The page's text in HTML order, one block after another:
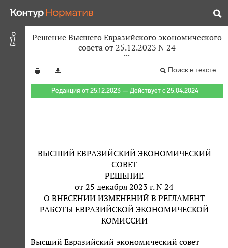
Решение Высшего Евразийского экономического
совета от 25.12.2023 N 24
Поиск в тексте
Редакция от 25.12.2023 — Действует с 25.04.2024
ВЫСШИЙ ЕВРАЗИЙСКИЙ ЭКОНОМИЧЕСКИЙ
СОВЕТ
РЕШЕНИЕ
от 25 декабря 2023 г. N 24
О ВНЕСЕНИИ ИЗМЕНЕНИЙ В РЕГЛАМЕНТ
РАБОТЫ ЕВРАЗИЙСКОЙ ЭКОНОМИЧЕСКОЙ
КОМИССИИ
Высший Евразийский экономический совет